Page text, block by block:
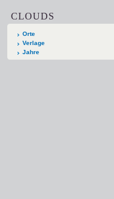
CLOUDS
Orte
Verlage
Jahre